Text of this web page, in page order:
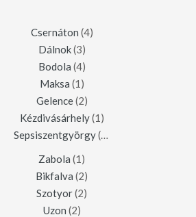
Csernáton (4)
Dálnok(3)
Bodola (4)
Maksa (1)
Gelence(2)
Kézdivásárhely(1)
Sepsiszentgyörgy(1)
Zabola (1)
Bikfalva (2)
Szotyor(2)
Uzon (2)